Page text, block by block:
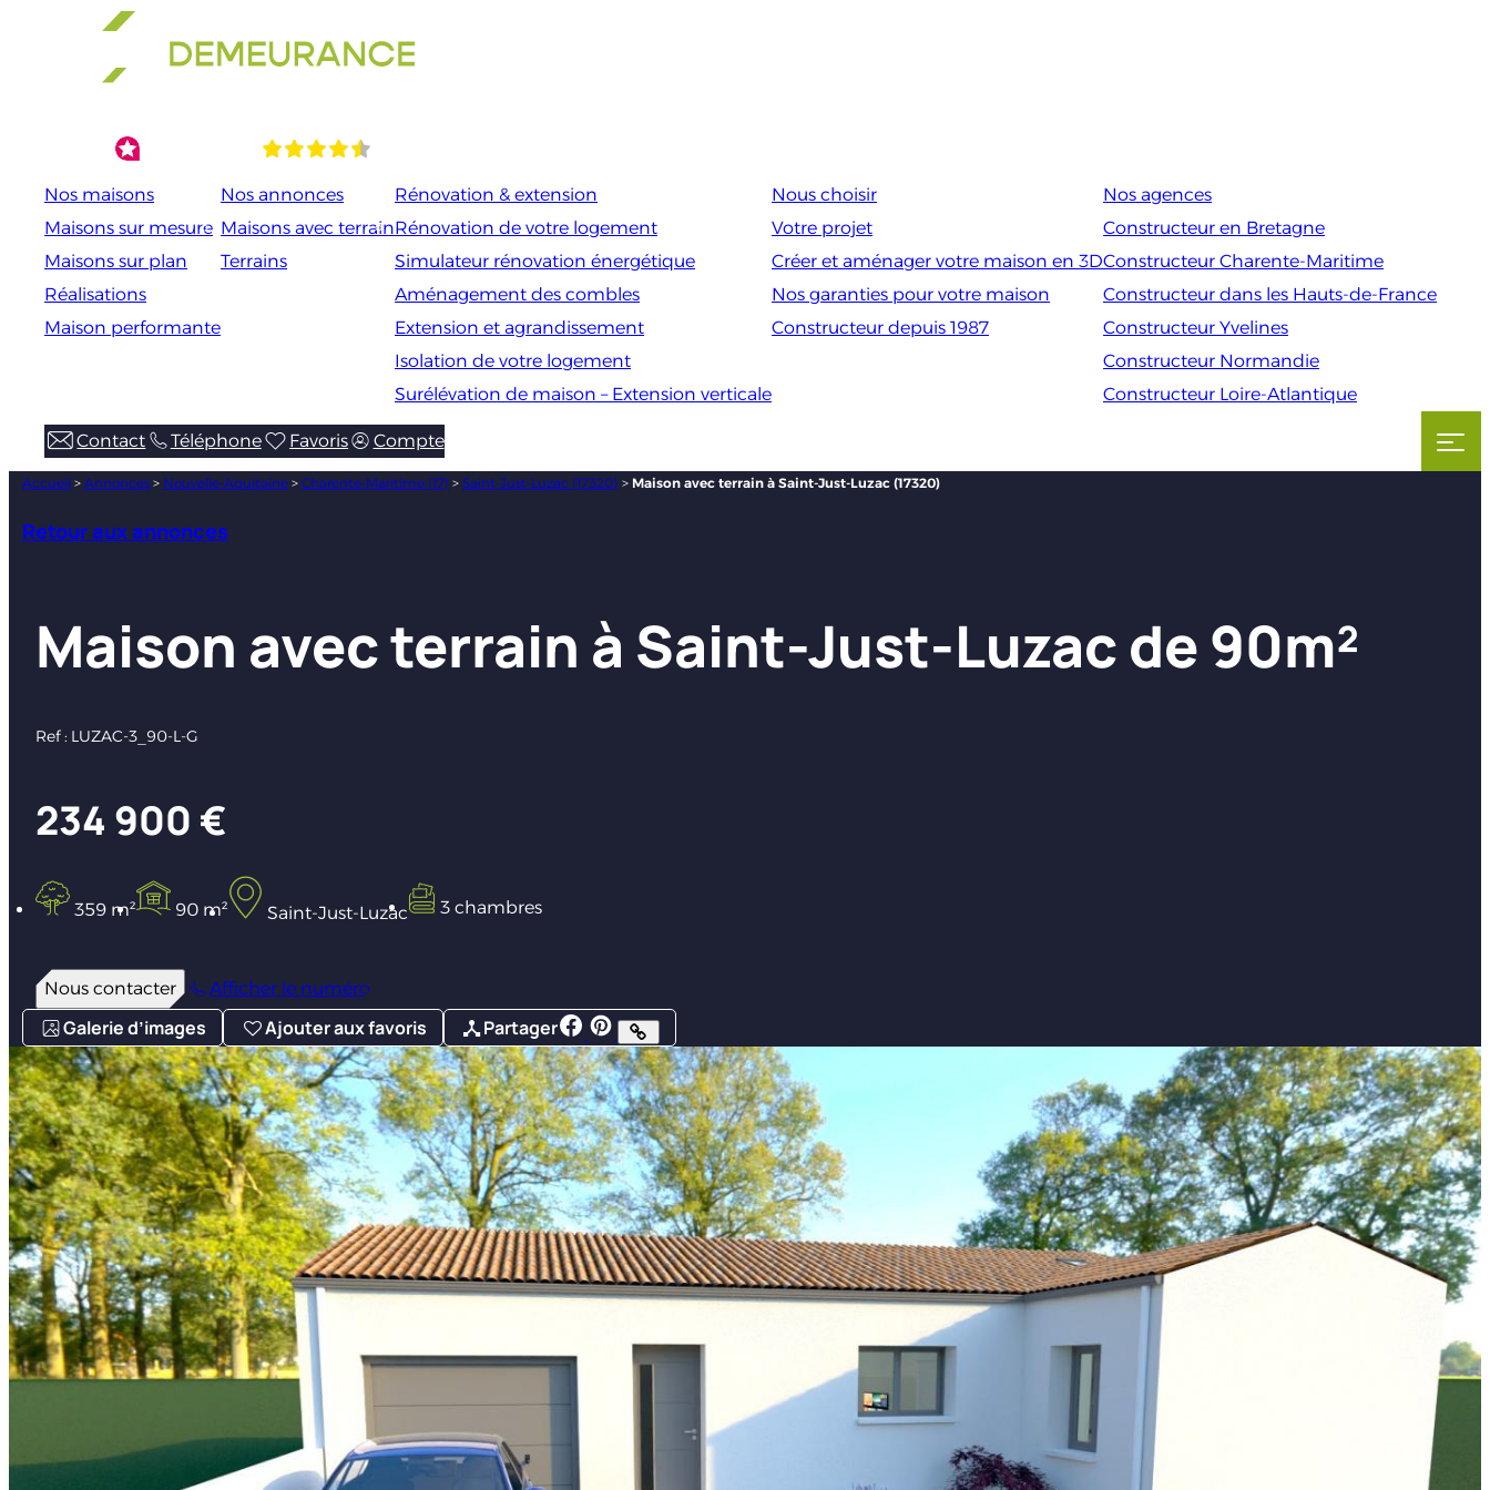
Nos maisons
Maisons sur mesure
Maisons sur plan
Réalisations
Maison performante
Nos annonces
Maisons avec terrain
Terrains
Rénovation & extension
Rénovation de votre logement
Simulateur rénovation énergétique
Aménagement des combles
Extension et agrandissement
Isolation de votre logement
Surélévation de maison – Extension verticale
Nous choisir
Votre projet
Créer et aménager votre maison en 3D
Nos garanties pour votre maison
Constructeur depuis 1987
Nos agences
Constructeur en Bretagne
Constructeur Charente-Maritime
Constructeur dans les Hauts-de-France
Constructeur Yvelines
Constructeur Normandie
Constructeur Loire-Atlantique
Contact Téléphone Favoris Compte
Accueil > Annonces > Nouvelle-Aquitaine > Charente-Maritime (17) > Saint-Just-Luzac (17320) > Maison avec terrain à Saint-Just-Luzac (17320)
Retour aux annonces
Maison avec terrain à Saint-Just-Luzac de 90m²
Ref : LUZAC-3_90-L-G
234 900 €
359 m² 90 m² Saint-Just-Luzac 3 chambres
Nous contacter Afficher le numéro
Galerie d’images Ajouter aux favoris Partager